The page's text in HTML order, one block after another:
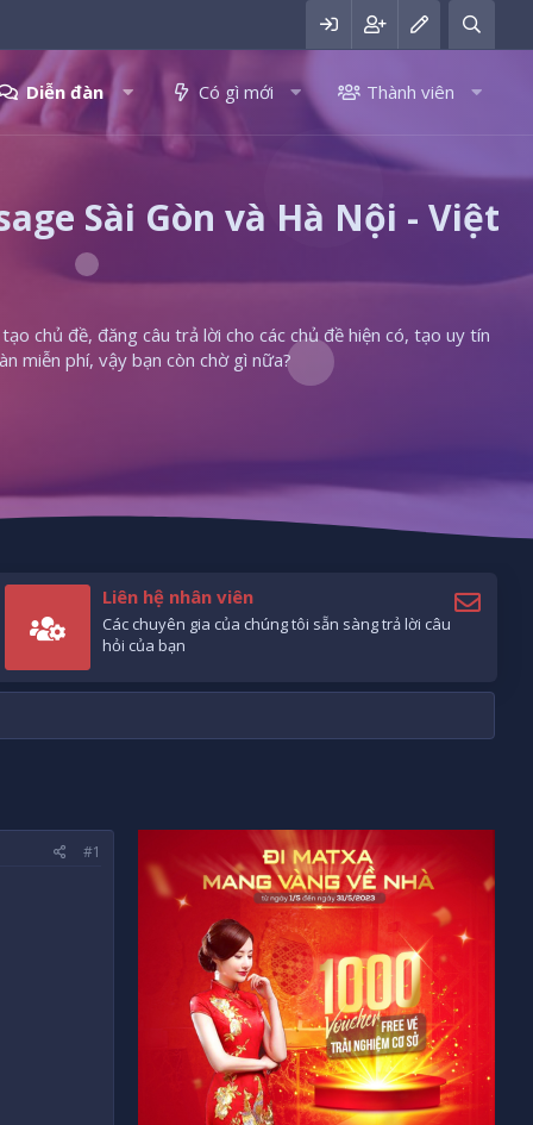
Diễn đàn Có gì mới Thành viên
Sài Gòn và Hà Nội - Việt
chủ đề, đăng câu trả lời cho các chủ đề hiện có, tạo uy tín
miễn phí, vậy bạn còn chờ gì nữa?
Liên hệ nhân viên
Các chuyên gia của chúng tôi sẵn sàng trả lời câu
hỏi của bạn
#1